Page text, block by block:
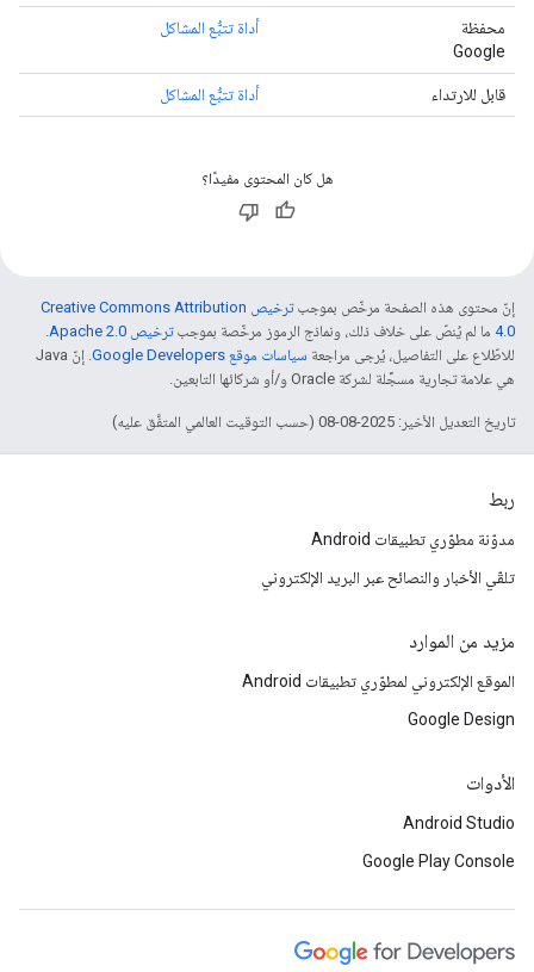
محفظة
Google
أداة تتبُّع المشاكل
قابل للارتداء أداة تتبُّع المشاكل
هل كان المحتوى مفيدًا؟
إنّ محتوى هذه الصفحة مرخّص بموجب
ترخيص Creative Commons Attribution
4.0‏ ما لم يُنصّ على خلاف ذلك، ونماذج الرموز مرخّصة بموجبترخيص Apache 2.0‏
.
للاطّلاع على التفاصيل، يُرجى مراجعة سياسات موقع Google Developers‏
. إنّ Java
هي علامة تجارية مسجَّلة لشركة Oracle و/أو شركائها التابعين.
تاريخ التعديل الأخير: 2025-08-08 (حسب التوقيت العالمي المتفَّق عليه)
ربط
مدوّنة مطوّري تطبيقات Android
تلقّي الأخبار والنصائح عبر البريد الإلكتروني
مزيد من الموارد
الموقع الإلكتروني لمطوّري تطبيقات Android
Google Design
الأدوات
Android Studio
Google Play Console